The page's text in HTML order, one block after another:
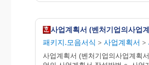
사업계획서 (벤처기업의사업
패키지.모음서식 > 사업계획서 >
사업계획서 (벤처기업의사업계획